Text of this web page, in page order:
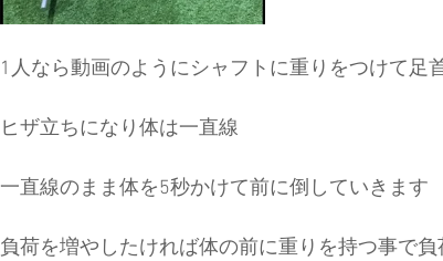
1人なら動画のようにシャフトに重りをつけて足
ヒザ立ちになり体は一直線
一直線のまま体を5秒かけて前に倒していきます
負荷を増やしたければ体の前に重りを持つ事で